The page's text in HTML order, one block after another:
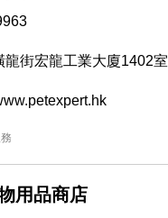
龍街宏龍工業大廈1402室
用品商店